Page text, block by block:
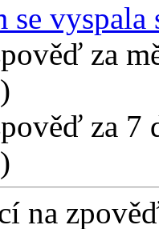
se vyspala
za
)
za 7
)